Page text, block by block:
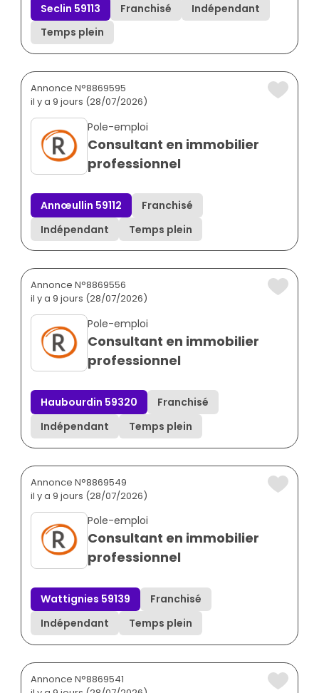
Seclin 59113 Franchisé
Indépendant
Temps plein
Annonce N°8869595
il y a 9 jours (28/07/2026)
Pole-emploi
Consultant en immobilier
professionnel
Annœullin 59112
Franchisé
Indépendant
Temps plein
Annonce N°8869556
il y a 9 jours (28/07/2026)
Pole-emploi
Consultant en immobilier
professionnel
Haubourdin 59320
Franchisé
Indépendant
Temps plein
Annonce N°8869549
il y a 9 jours (28/07/2026)
Pole-emploi
Consultant en immobilier
professionnel
Wattignies 59139
Franchisé
Indépendant
Temps plein
Annonce N°8869541